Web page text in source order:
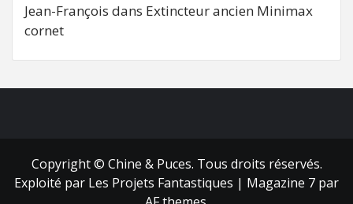
Jean-François dans Extincteur ancien Minimax
cornet
Copyright © Chine & Puces. Tous droits réservés.
Exploité par Les Projets Fantastiques | Magazine 7 par